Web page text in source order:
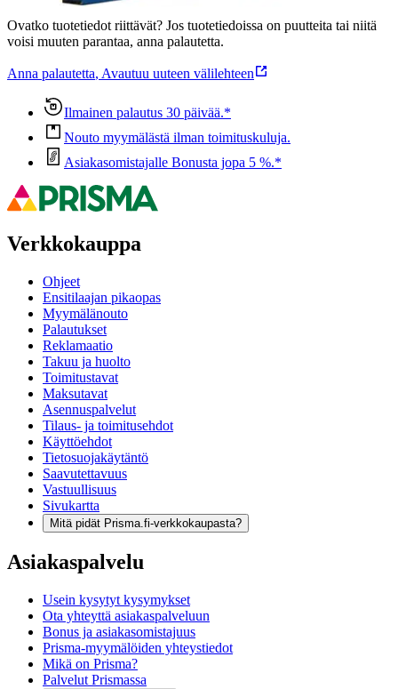
Ovatko tuotetiedot riittävät? Jos tuotetiedoissa on puutteita tai niitä
voisi muuten parantaa, anna palautetta.
Anna palautetta, Avautuu uuteen välilehteen
Ilmainen palautus 30 päivää.*
Nouto myymälästä ilman toimituskuluja.
Asiakasomistajalle Bonusta jopa 5 %.*
Verkkokauppa
Ohjeet
Ensitilaajan pikaopas
Myymälänouto
Palautukset
Reklamaatio
Takuu ja huolto
Toimitustavat
Maksutavat
Asennuspalvelut
Tilaus- ja toimitusehdot
Käyttöehdot
Tietosuojakäytäntö
Saavutettavuus
Vastuullisuus
Sivukartta
Mitä pidät Prisma.fi-verkkokaupasta?
Asiakaspalvelu
Usein kysytyt kysymykset
Ota yhteyttä asiakaspalveluun
Bonus ja asiakasomistajuus
Prisma-myymälöiden yhteystiedot
Mikä on Prisma?
Palvelut Prismassa